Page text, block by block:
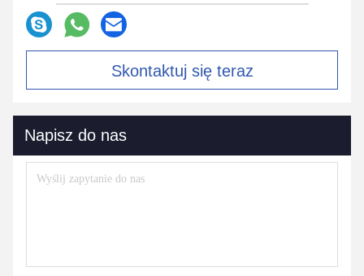
Skontaktuj się teraz
Napisz do nas